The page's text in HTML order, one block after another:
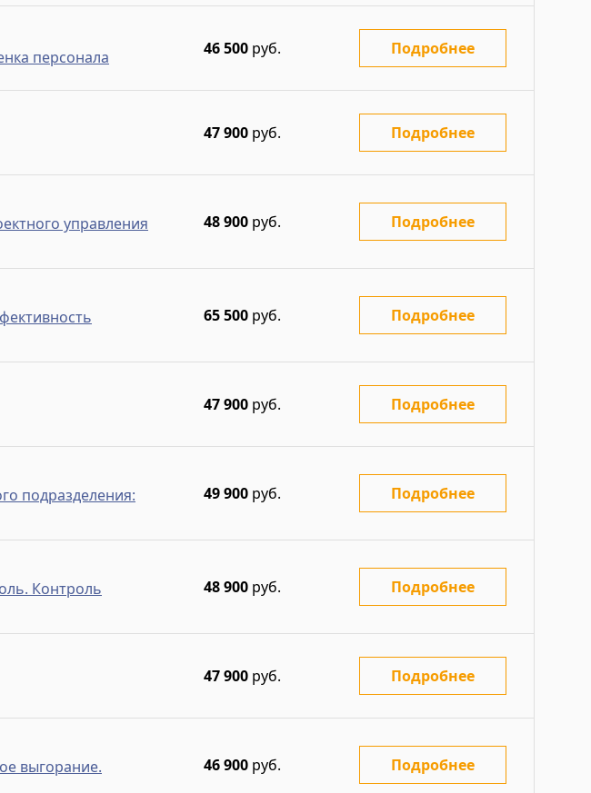
персонала 46 500 руб. Подробнее
47 900 руб. Подробнее
управления 48 900 руб. Подробнее
65 500 руб. Подробнее
47 900 руб. Подробнее
подразделения: 49 900 руб. Подробнее
Контроль 48 900 руб. Подробнее
47 900 руб. Подробнее
выгорание. 46 900 руб. Подробнее